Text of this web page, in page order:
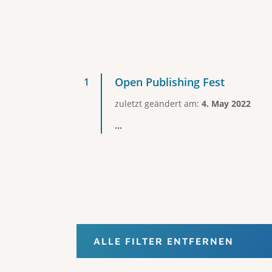
Open Publishing Fest
zuletzt geändert am: 4. May 2022
...
ALLE FILTER ENTFERNEN